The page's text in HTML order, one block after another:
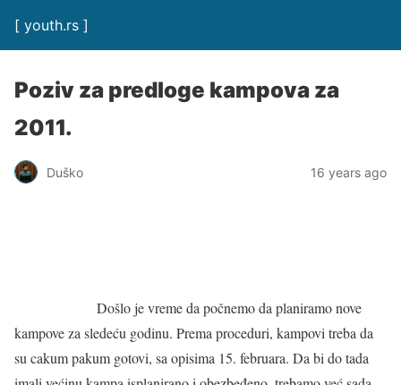
[ youth.rs ]
Poziv za predloge kampova za
2011.
Duško 16 years ago
Došlo je vreme da počnemo da planiramo nove
kampove za sledeću godinu. Prema proceduri, kampovi treba da
su cakum pakum gotovi, sa opisima 15. februara. Da bi do tada